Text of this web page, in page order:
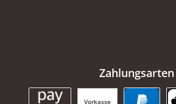
Zahlungsarten
Vorkasse